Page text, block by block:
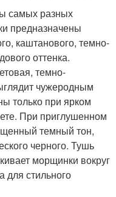
самых разных
предназначены
каштанового, темно-
оттенка.
темно-
чужеродным
только при ярком
При приглушенном
темный тон,
черного. Тушь
морщинки вокруг
для стильного